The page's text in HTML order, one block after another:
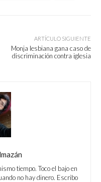
ARTÍCULO SIGUIENTE
Monja lesbiana gana caso de
discriminación contra iglesia
tiempo. Toco el bajo en
no hay dinero. Escribo